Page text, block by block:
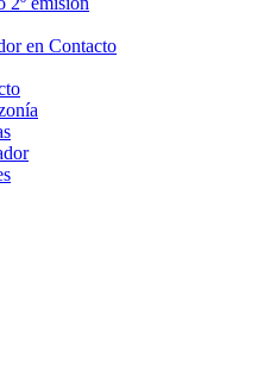
en Contacto